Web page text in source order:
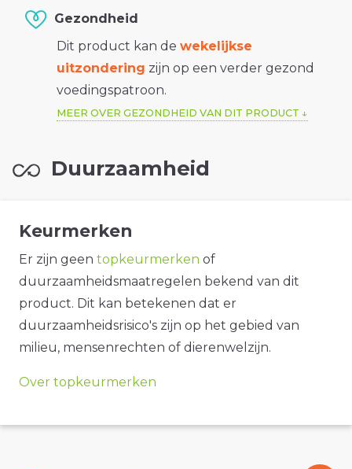
Gezondheid
Dit product kan de wekelijkse
uitzondering zijn op een verder gezond
voedingspatroon.
MEER OVER GEZONDHEID VAN DIT PRODUCT
Duurzaamheid
Keurmerken
Er zijn geen topkeurmerken of
duurzaamheidsmaatregelen bekend van dit
product. Dit kan betekenen dat er
duurzaamheidsrisico's zijn op het gebied van
milieu, mensenrechten of dierenwelzijn.
Over topkeurmerken